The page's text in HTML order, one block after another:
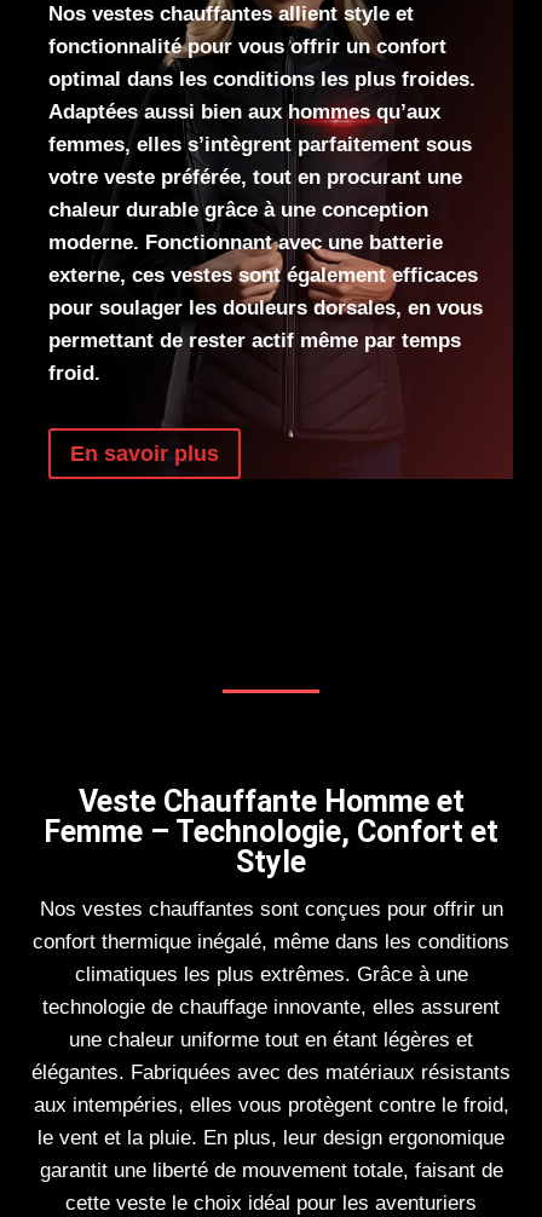
Nos vestes chauffantes allient style et
fonctionnalité pour vous offrir un confort
optimal dans les conditions les plus froides.
Adaptées aussi bien aux hommes qu’aux
femmes, elles s’intègrent parfaitement sous
votre veste préférée, tout en procurant une
chaleur durable grâce à une conception
moderne. Fonctionnant avec une batterie
externe, ces vestes sont également efficaces
pour soulager les douleurs dorsales, en vous
permettant de rester actif même par temps
froid.
En savoir plus
Veste Chauffante Homme et
Femme – Technologie, Confort et
Style
Nos vestes chauffantes sont conçues pour offrir un
confort thermique inégalé, même dans les conditions
climatiques les plus extrêmes. Grâce à une
technologie de chauffage innovante, elles assurent
une chaleur uniforme tout en étant légères et
élégantes. Fabriquées avec des matériaux résistants
aux intempéries, elles vous protègent contre le froid,
le vent et la pluie. En plus, leur design ergonomique
garantit une liberté de mouvement totale, faisant de
cette veste le choix idéal pour les aventuriers